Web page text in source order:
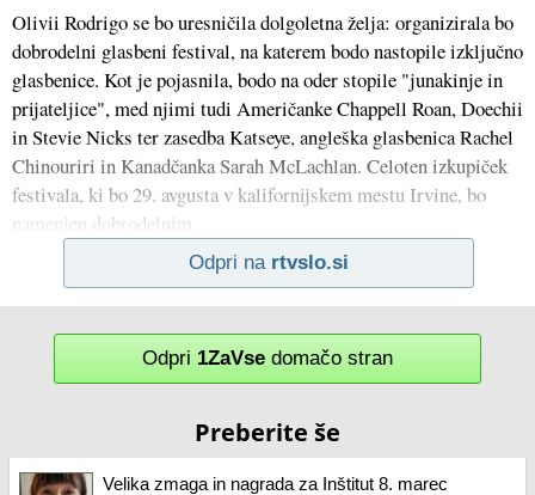
Olivii Rodrigo se bo uresničila dolgoletna želja: organizirala bo
dobrodelni glasbeni festival, na katerem bodo nastopile izključno
glasbenice. Kot je pojasnila, bodo na oder stopile "junakinje in
prijateljice", med njimi tudi Američanke Chappell Roan, Doechii
in Stevie Nicks ter zasedba Katseye, angleška glasbenica Rachel
Chinouriri in Kanadčanka Sarah McLachlan. Celoten izkupiček
festivala, ki bo 29. avgusta v kalifornijskem mestu Irvine, bo
namenjen dobrodelnim
Odpri na rtvslo.si
Odpri 1ZaVse domačo stran
Preberite še
Velika zmaga in nagrada za Inštitut 8. marec